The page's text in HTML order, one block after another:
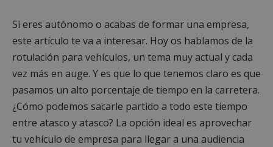
Si eres autónomo o acabas de formar una empresa,
este artículo te va a interesar. Hoy os hablamos de la
rotulación para vehículos, un tema muy actual y cada
vez más en auge. Y es que lo que tenemos claro es que
pasamos un alto porcentaje de tiempo en la carretera.
¿Cómo podemos sacarle partido a todo este tiempo
entre atasco y atasco? La opción ideal es aprovechar
tu vehículo de empresa para llegar a una audiencia